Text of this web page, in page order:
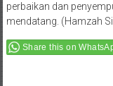
perbaikan dan
mendatang. (Hamzah
Share this on